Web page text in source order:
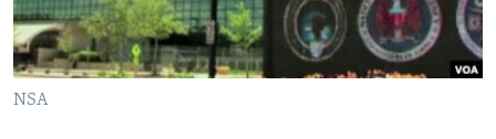
SPORT
INTERVJU
NSA